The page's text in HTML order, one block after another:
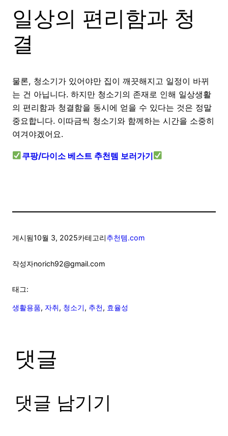
일상의 편리함과 청
결
물론, 청소기가 있어야만 집이 깨끗해지고 일정이 바뀌
는 건 아닙니다. 하지만 청소기의 존재로 인해 일상생활
의 편리함과 청결함을 동시에 얻을 수 있다는 것은 정말
중요합니다. 이따금씩 청소기와 함께하는 시간을 소중히
여겨야겠어요.
쿠팡/다이소 베스트 추천템 보러가기
게시됨10월 3, 2025카테고리추천템.com
작성자norich92@gmail.com
태그:
생활용품, 자취, 청소기, 추천, 효율성
댓글
댓글 남기기